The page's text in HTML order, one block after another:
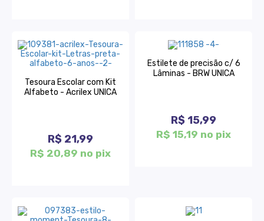
Tesoura Escolar com Kit
Alfabeto - Acrilex UNICA
R$ 21,99
R$ 20,89 no pix
Estilete de precisão c/ 6
Lâminas - BRW UNICA
R$ 15,99
R$ 15,19 no pix